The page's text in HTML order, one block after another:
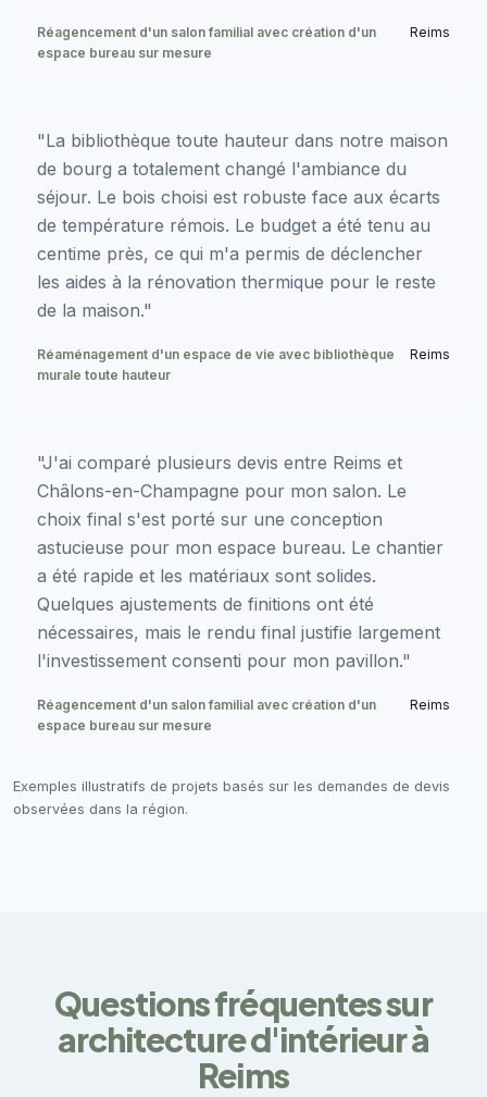
Réagencement d'un salon familial avec création d'un
espace bureau sur mesure
Reims
"La bibliothèque toute hauteur dans notre maison
de bourg a totalement changé l'ambiance du
séjour. Le bois choisi est robuste face aux écarts
de température rémois. Le budget a été tenu au
centime près, ce qui m'a permis de déclencher
les aides à la rénovation thermique pour le reste
de la maison."
Réaménagement d'un espace de vie avec bibliothèque
murale toute hauteur
Reims
"J'ai comparé plusieurs devis entre Reims et
Châlons-en-Champagne pour mon salon. Le
choix final s'est porté sur une conception
astucieuse pour mon espace bureau. Le chantier
a été rapide et les matériaux sont solides.
Quelques ajustements de finitions ont été
nécessaires, mais le rendu final justifie largement
l'investissement consenti pour mon pavillon."
Réagencement d'un salon familial avec création d'un
espace bureau sur mesure
Reims
Exemples illustratifs de projets basés sur les demandes de devis
observées dans la région.
Questions fréquentes sur
architecture d'intérieur à
Reims